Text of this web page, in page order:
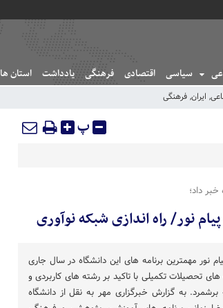
سیاسی اقتصادی فرهنگی یادداشت استان ها
, ایران, فرهنگی
پ
داد؛
نور/ راه اندازی شبکه نوآوری
نور مهمترین برنامه های این دانشگاه در سال جاری
تحصیلات تکمیلی با تاکید بر رشته های کاربردی و
برشمرد. به گزارش خبرگزاری مهر به نقل از دانشگاه